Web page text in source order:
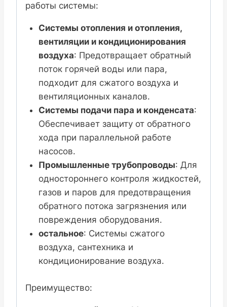
работы системы:
Системы отопления и отопления,
вентиляции и кондиционирования
воздуха: Предотвращает обратный
поток горячей воды или пара,
подходит для сжатого воздуха и
вентиляционных каналов.
Системы подачи пара и конденсата:
Обеспечивает защиту от обратного
хода при параллельной работе
насосов.
Промышленные трубопроводы: Для
одностороннего контроля жидкостей,
газов и паров для предотвращения
обратного потока загрязнения или
повреждения оборудования.
остальное: Системы сжатого
воздуха, сантехника и
кондиционирование воздуха.
Преимущество: